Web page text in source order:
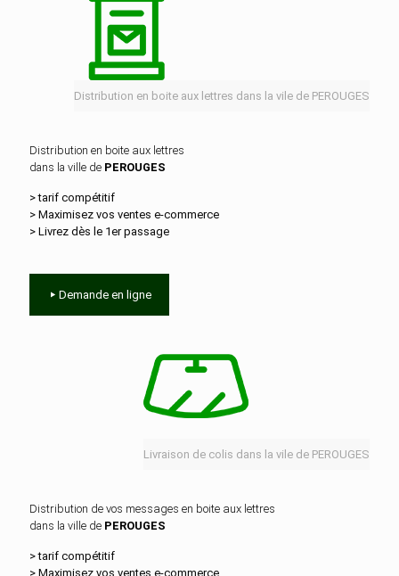
Distribution en boite aux lettres dans la vile de PEROUGES
Distribution en boite aux lettres
dans la ville de PEROUGES
> tarif compétitif
> Maximisez vos ventes e‑commerce
> Livrez dès le 1er passage
Demande en ligne
Livraison de colis dans la vile de PEROUGES
Distribution de vos messages en boite aux lettres
dans la ville de PEROUGES
> tarif compétitif
> Maximisez vos ventes e‑commerce